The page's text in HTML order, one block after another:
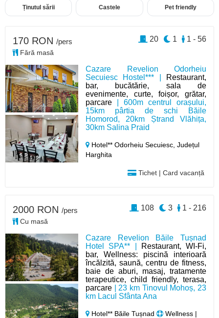
Ținutul sării Castele Pet friendly
Cazare Revelion Odorheiu
Secuiesc Hostel*** |
Restaurant,
bar, bucătărie, sala de
evenimente, curte, foișor, grătar,
parcare | 600m centrul orașului,
15km pârtia de schi Băile
Homorod, 20km Ștrand Vlăhița,
30km Salina Praid
Hotel** Odorheiu Secuiesc,Județul
Harghita
Tichet | Card vacanță
170 RON /pers
Fără masă
1 - 56
1
20
Cazare Revelion Băile Tușnad
Hotel SPA** |
Restaurant, WI-Fi,
bar, Wellness: piscină interioară
încălzită, saună, centru de fitness,
baie de aburi, masaj, tratamente
terapeutice, child friendly, terasa,
parcare | 23 km Tinovul Mohoș, 23
km Lacul Sfânta Ana
Hotel** Băile Tușnad
Wellness |
2000 RON /pers
Cu masă
1 - 216
3
108